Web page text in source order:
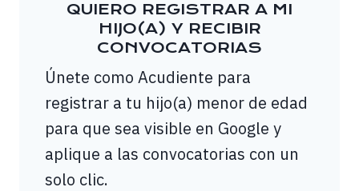
QUIERO REGISTRAR A MI
HIJO(A) Y RECIBIR
CONVOCATORIAS
Únete como Acudiente para
registrar a tu hijo(a) menor de edad
para que sea visible en Google y
aplique a las convocatorias con un
solo clic.